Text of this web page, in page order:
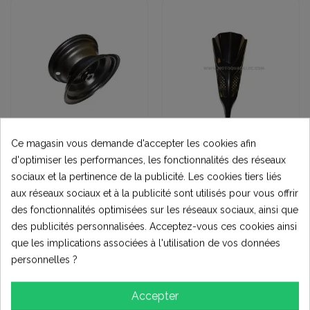
ACCESSOIRES
JANTE ARRIERE 6
POUCES ACIER MINI
QUAD POUR
ENJOLIVEUR
23,00 €
Voir
NEZ DE CARENAGE
NOIR QUAD TOX
4,00 €
Voir
Ce magasin vous demande d'accepter les cookies afin
d'optimiser les performances, les fonctionnalités des réseaux
sociaux et la pertinence de la publicité. Les cookies tiers liés
aux réseaux sociaux et à la publicité sont utilisés pour vous offrir
des fonctionnalités optimisées sur les réseaux sociaux, ainsi que
des publicités personnalisées. Acceptez-vous ces cookies ainsi
que les implications associées à l'utilisation de vos données
personnelles ?
Accepter